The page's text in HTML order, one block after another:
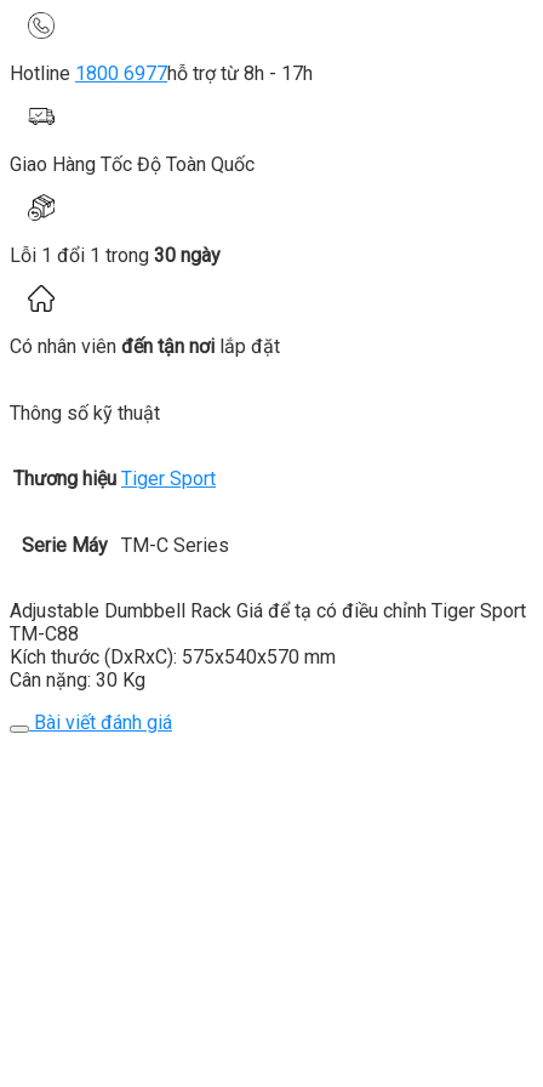
Hotline 1800 6977hỗ trợ từ 8h - 17h
Giao Hàng Tốc Độ Toàn Quốc
Lỗi 1 đổi 1 trong 30 ngày
Có nhân viên đến tận nơi lắp đặt
Thông số kỹ thuật
Thương hiệu Tiger Sport
Serie Máy TM-C Series
Adjustable Dumbbell Rack Giá để tạ có điều chỉnh Tiger Sport
TM-C88
Kích thước (DxRxC): 575x540x570 mm
Cân nặng: 30 Kg
Bài viết đánh giá